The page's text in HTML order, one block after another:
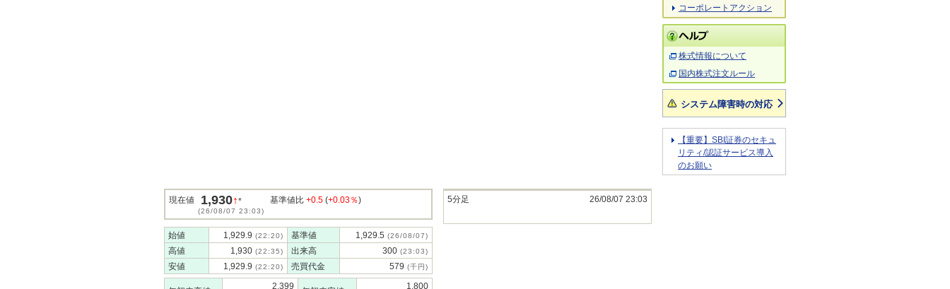
現在値 1,930↑*
(26/08/07 23:03)
基準値比 +0.5 (+0.03％)
始値 1,929.9 (22:20) 基準値 1,929.5 (26/08/07)
高値 1,930 (22:35) 出来高 300 (23:03)
安値 1,929.9 (22:20) 売買代金 579 (千円)
2,399 1,800
5分足 26/08/07 23:03
コーポレートアクション
株式情報について
国内株式注文ルール
システム障害時の対応
【重要】SBI証券のセキュ
リティ/認証サービス導入
のお願い